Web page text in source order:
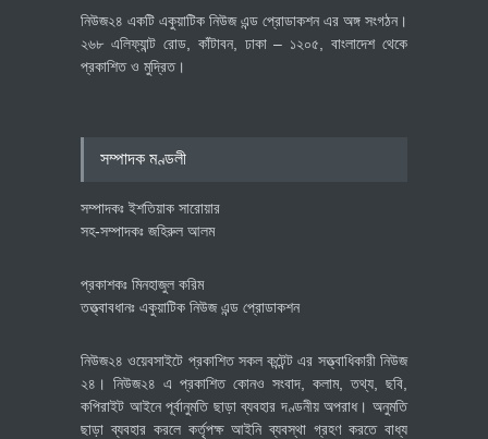
নিউজ২৪ একটি একুয়াটিক নিউজ এন্ড প্রোডাকশন এর অঙ্গ সংগঠন।
২৬৮ এলিফ্যান্ট রোড, কাঁটাবন, ঢাকা – ১২০৫, বাংলাদেশ থেকে
প্রকাশিত ও মুদ্রিত।
সম্পাদক মণ্ডলী
সম্পাদকঃ ইশতিয়াক সারোয়ার
সহ-সম্পাদকঃ জহিরুল আলম
প্রকাশকঃ মিনহাজুল করিম
তত্ত্বাবধানঃ একুয়াটিক নিউজ এন্ড প্রোডাকশন
নিউজ২৪ ওয়েবসাইটে প্রকাশিত সকল কন্টেন্ট এর সত্ত্বাধিকারী নিউজ
২৪। নিউজ২৪ এ প্রকাশিত কোনও সংবাদ, কলাম, তথ্য, ছবি,
কপিরাইট আইনে পূর্বানুমতি ছাড়া ব্যবহার দণ্ডনীয় অপরাধ। অনুমতি
ছাড়া ব্যবহার করলে কর্তৃপক্ষ আইনি ব্যবস্থা গ্রহণ করতে বাধ্য